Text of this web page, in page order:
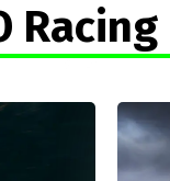
Racing